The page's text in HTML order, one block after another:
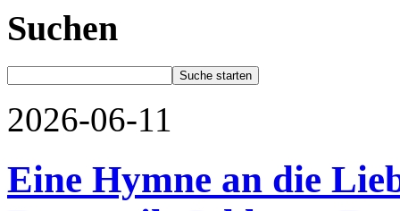
Suchen
2026-06-11
Eine Hymne an die